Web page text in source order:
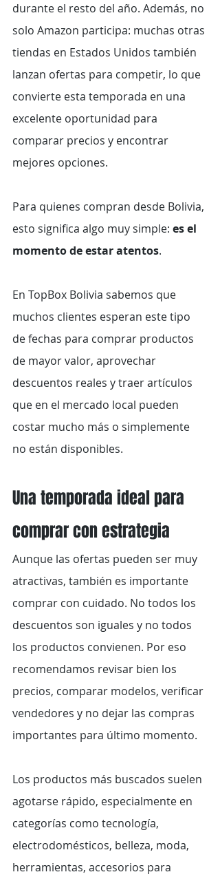
durante el resto del año. Además, no
solo Amazon participa: muchas otras
tiendas en Estados Unidos también
lanzan ofertas para competir, lo que
convierte esta temporada en una
excelente oportunidad para
comparar precios y encontrar
mejores opciones.
Para quienes compran desde Bolivia,
esto significa algo muy simple: es el
momento de estar atentos.
En TopBox Bolivia sabemos que
muchos clientes esperan este tipo
de fechas para comprar productos
de mayor valor, aprovechar
descuentos reales y traer artículos
que en el mercado local pueden
costar mucho más o simplemente
no están disponibles.
Una temporada ideal para
comprar con estrategia
Aunque las ofertas pueden ser muy
atractivas, también es importante
comprar con cuidado. No todos los
descuentos son iguales y no todos
los productos convienen. Por eso
recomendamos revisar bien los
precios, comparar modelos, verificar
vendedores y no dejar las compras
importantes para último momento.
Los productos más buscados suelen
agotarse rápido, especialmente en
categorías como tecnología,
electrodomésticos, belleza, moda,
herramientas, accesorios para